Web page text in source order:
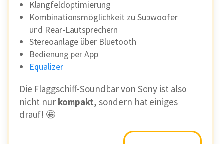
Klangfeldoptimierung
Kombinationsmöglichkeit zu Subwoofer
und Rear-Lautsprechern
Stereoanlage über Bluetooth
Bedienung per App
Equalizer
Die Flaggschiff-Soundbar von Sony ist also
nicht nur kompakt, sondern hat einiges
drauf! 🤩